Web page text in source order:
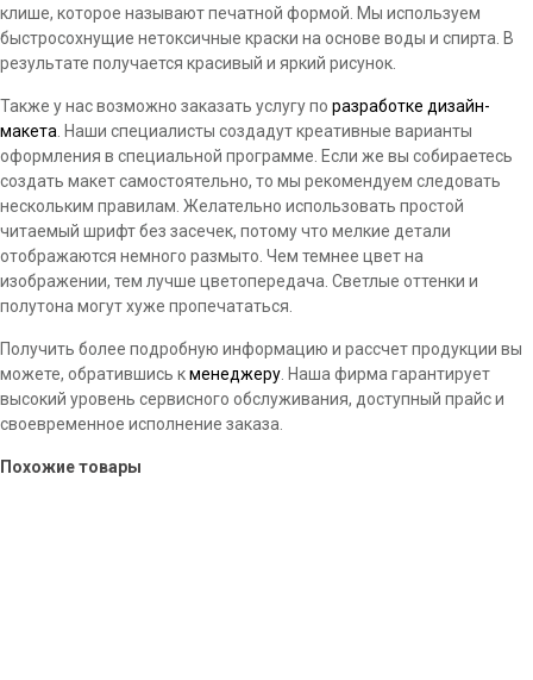
клише, которое называют печатной формой. Мы используем
быстросохнущие нетоксичные краски на основе воды и спирта. В
результате получается красивый и яркий рисунок.
Также у нас возможно заказать услугу по разработке дизайн-
макета. Наши специалисты создадут креативные варианты
оформления в специальной программе. Если же вы собираетесь
создать макет самостоятельно, то мы рекомендуем следовать
нескольким правилам. Желательно использовать простой
читаемый шрифт без засечек, потому что мелкие детали
отображаются немного размыто. Чем темнее цвет на
изображении, тем лучше цветопередача. Светлые оттенки и
полутона могут хуже пропечататься.
Получить более подробную информацию и рассчет продукции вы
можете, обратившись кменеджеру. Наша фирма гарантирует
высокий уровень сервисного обслуживания, доступный прайс и
своевременное исполнение заказа.
Похожие товары